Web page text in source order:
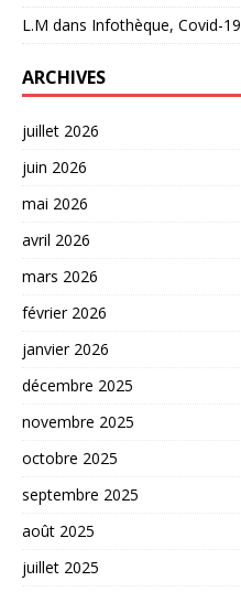
L.M dans Infothèque, Covid-19
ARCHIVES
juillet 2026
juin 2026
mai 2026
avril 2026
mars 2026
février 2026
janvier 2026
décembre 2025
novembre 2025
octobre 2025
septembre 2025
août 2025
juillet 2025